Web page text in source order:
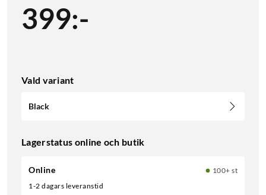
399:-
Vald variant
Black
Lagerstatus online och butik
Online
100+ st
1-2 dagars leveranstid